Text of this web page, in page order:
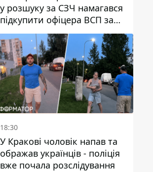
у розшуку за СЗЧ намагався
підкупити офіцера ВСП за
40 тисяч гривень
18:30
У Кракові чоловік напав та
ображав українців - поліція
вже почала розслідування